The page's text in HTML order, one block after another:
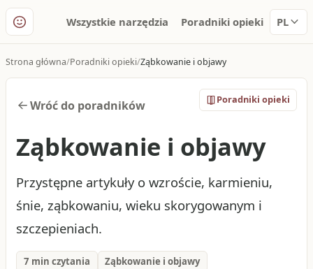
Wszystkie narzędzia Poradniki opieki PL
Strona główna Poradniki opieki Ząbkowanie i objawy
Wróć do poradników Poradniki opieki
Ząbkowanie i objawy
Przystępne artykuły o wzroście, karmieniu,
śnie, ząbkowaniu, wieku skorygowanym i
szczepieniach.
7 min czytania Ząbkowanie i objawy